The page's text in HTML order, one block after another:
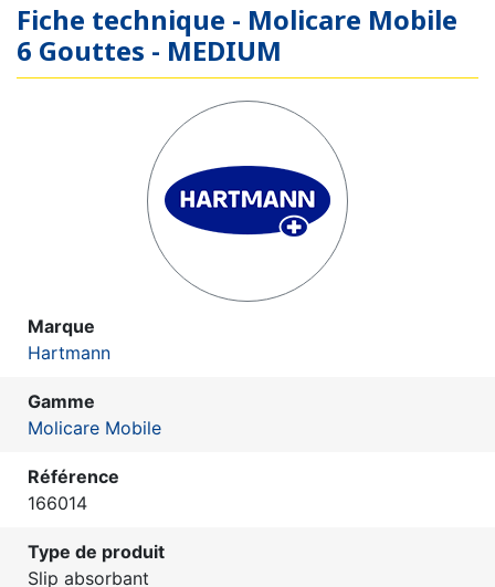
Fiche technique - Molicare Mobile
6 Gouttes - MEDIUM
Marque
Hartmann
Gamme
Molicare Mobile
Référence
166014
Type de produit
Slip absorbant